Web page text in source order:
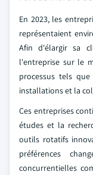
En 2023, les
représentaient
Afin d'élargir sa
l'entreprise sur le
processus tels
installations et la
Ces entreprises
études et la
outils rotatifs
préférences
concurrentielles